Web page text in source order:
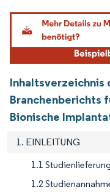
Bild © Mordor Intelligence.
Inhaltsverzeichnis
Branchenberichts
Bionische
1. EINLEITUNG
1.1
1.2